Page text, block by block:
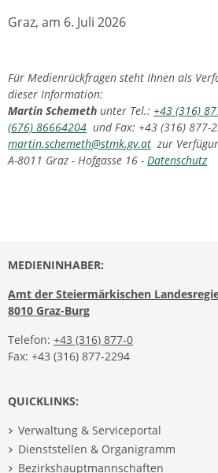
Graz, am 6. Juli 2026
Für Medienrückfragen steht Ihnen als
dieser Information:
Martin Schemeth unter Tel.: +43 (316)
(676) 86664204 und Fax: +43 (316) 877-
martin.schemeth@stmk.gv.at zur
A-8011 Graz - Hofgasse 16 - Datenschutz
MEDIENINHABER:
Amt der Steiermärkischen
8010 Graz-Burg
Telefon: +43 (316) 877-0
Fax: +43 (316) 877-2294
QUICKLINKS:
Verwaltung & Serviceportal
Dienststellen & Organigramm
Bezirkshauptmannschaften